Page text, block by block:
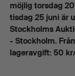
brevet som
Tessin?
Bland de
Gustav II Adolfs
(helt komplett)
möjlig torsdag 20
tisdag 25 juni är
Stockholms
- Stockholm.
lageravgift: 50